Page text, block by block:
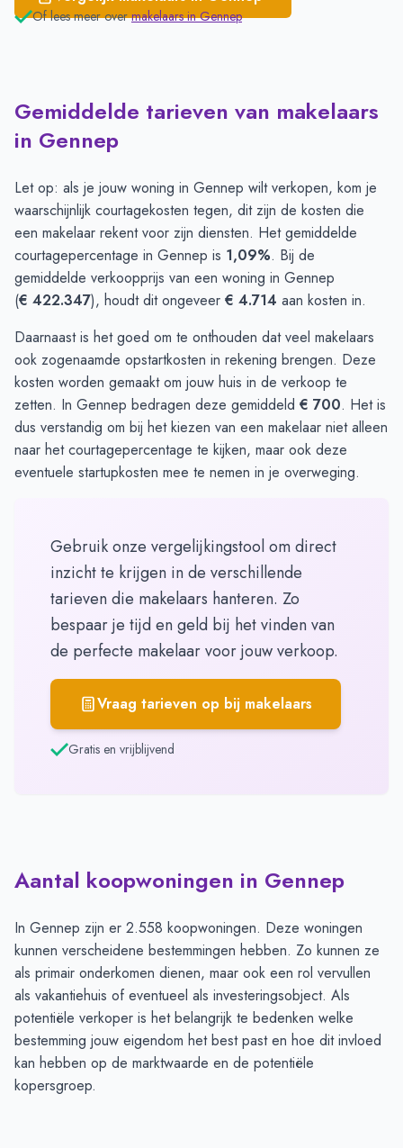
Of lees meer over makelaars inGennep
Gemiddelde tarieven van makelaars
in Gennep
Let op: als je jouw woning in Gennep wilt verkopen, kom je
waarschijnlijk courtagekosten tegen, dit zijn de kosten die
een makelaar rekent voor zijn diensten. Het gemiddelde
courtagepercentage in Gennep is 1,09%. Bij de
gemiddelde verkoopprijs van een woning in Gennep
(€ 422.347), houdt dit ongeveer € 4.714 aan kosten in.
Daarnaast is het goed om te onthouden dat veel makelaars
ook zogenaamde opstartkosten in rekening brengen. Deze
kosten worden gemaakt om jouw huis in de verkoop te
zetten. In Gennep bedragen deze gemiddeld € 700. Het is
dus verstandig om bij het kiezen van een makelaar niet alleen
naar het courtagepercentage te kijken, maar ook deze
eventuele startupkosten mee te nemen in je overweging.
Gebruik onze vergelijkingstool om direct
inzicht te krijgen in de verschillende
tarieven die makelaars hanteren. Zo
bespaar je tijd en geld bij het vinden van
de perfecte makelaar voor jouw verkoop.
Vraag tarieven op bij makelaars
Gratis en vrijblijvend
Aantal koopwoningen in Gennep
In Gennep zijn er 2.558 koopwoningen. Deze woningen
kunnen verscheidene bestemmingen hebben. Zo kunnen ze
als primair onderkomen dienen, maar ook een rol vervullen
als vakantiehuis of eventueel als investeringsobject. Als
potentiële verkoper is het belangrijk te bedenken welke
bestemming jouw eigendom het best past en hoe dit invloed
kan hebben op de marktwaarde en de potentiële
kopersgroep.